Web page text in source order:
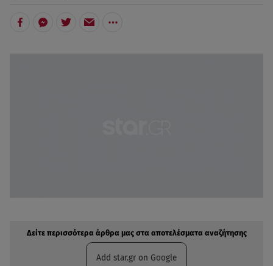
Δείτε περισσότερα άρθρα μας στα αποτελέσματα αναζήτησης
Add star.gr on Google